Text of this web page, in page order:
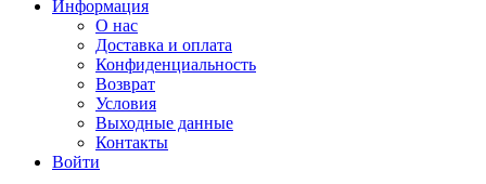
Информация
О нас
Доставка и оплата
Конфиденциальность
Возврат
Условия
Выходные данные
Контакты
Войти